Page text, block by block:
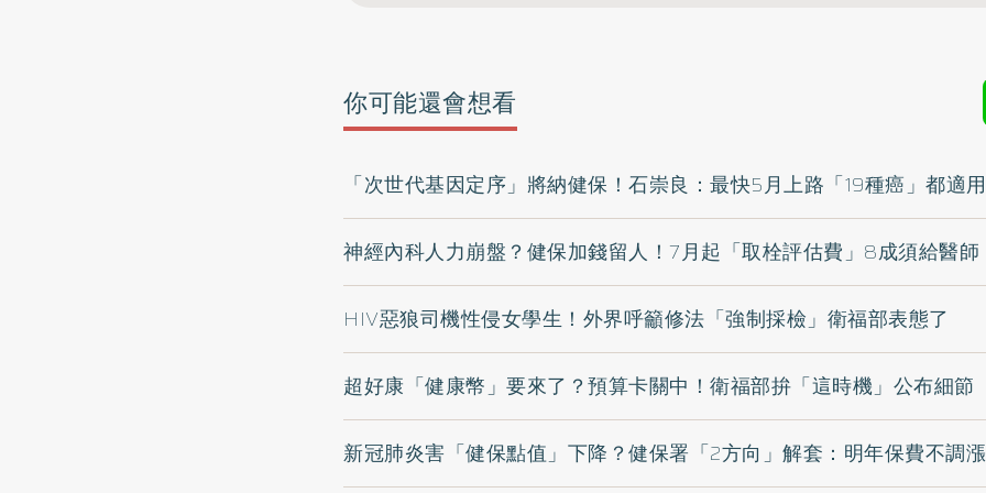
你可能還會想看
「次世代基因定序」將納健保！石崇良：最快5月上路「19種癌」都適用
神經內科人力崩盤？健保加錢留人！7月起「取栓評估費」8成須給醫師
HIV惡狼司機性侵女學生！外界呼籲修法「強制採檢」衛福部表態了
超好康「健康幣」要來了？預算卡關中！衛福部拚「這時機」公布細節
新冠肺炎害「健保點值」下降？健保署「2方向」解套：明年保費不調漲